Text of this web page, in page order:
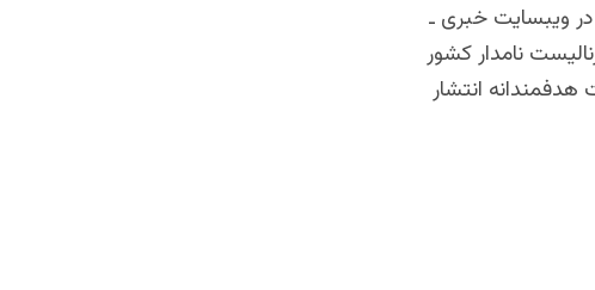
ویبسایت خبری ـ
نامدار کشور
هدفمندانه انتشار